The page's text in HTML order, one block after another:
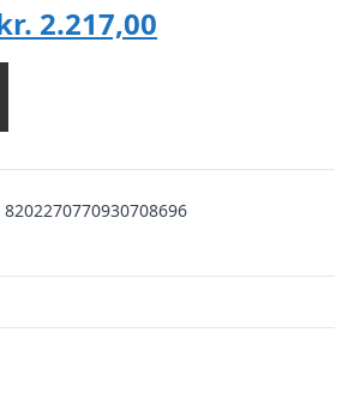
2.921,03.
2.217,00
kr. 2.217,00.
8202270770930708696